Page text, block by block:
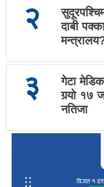
२
दाबी
३
गेटा
गर्‍यो १७
नतिजा